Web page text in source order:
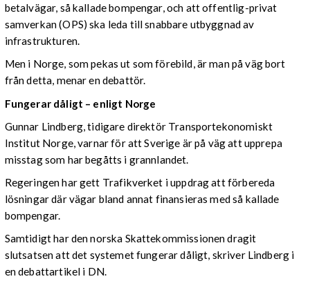
betalvägar, så kallade bompengar, och att offentlig-privat
samverkan (OPS) ska leda till snabbare utbyggnad av
infrastrukturen.
Men i Norge, som pekas ut som förebild, är man på väg bort
från detta, menar en debattör.
Fungerar dåligt – enligt Norge
Gunnar Lindberg, tidigare direktör Transportekonomiskt
Institut Norge, varnar för att Sverige är på väg att upprepa
misstag som har begåtts i grannlandet.
Regeringen har gett Trafikverket i uppdrag att förbereda
lösningar där vägar bland annat finansieras med så kallade
bompengar.
Samtidigt har den norska Skattekommissionen dragit
slutsatsen att det systemet fungerar dåligt, skriver Lindberg i
en debattartikel i DN.